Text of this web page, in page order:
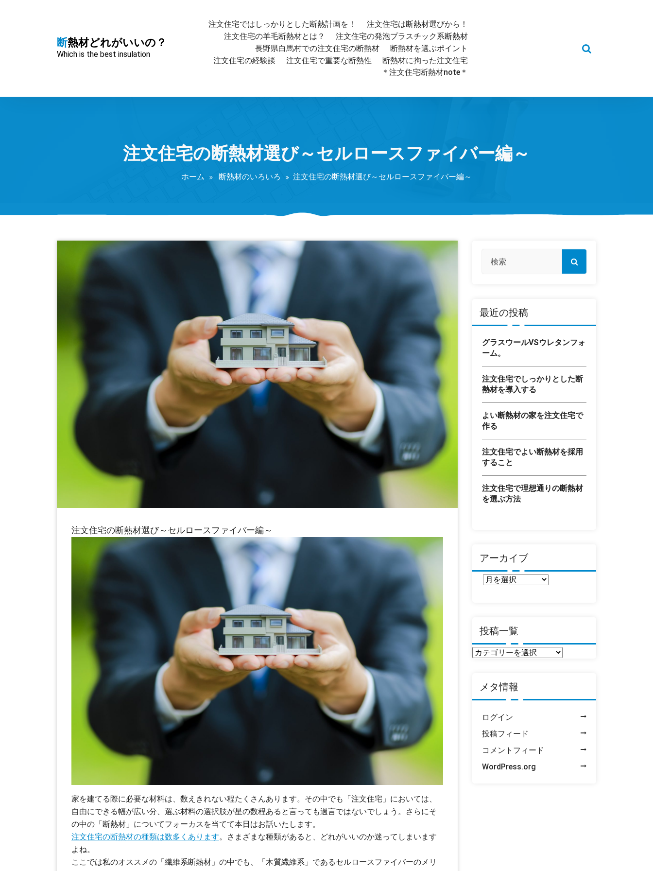
ッ
断熱材どれがいいの？
Which is the best insulation
注文住宅ではしっかりとした断熱計画を！
注文住宅は断熱材選びから！
注文住宅の羊毛断熱材とは？
注文住宅の発泡プラスチック系断熱材
長野県白馬村での注文住宅の断熱材
断熱材を選ぶポイント
注文住宅の経験談
注文住宅で重要な断熱性
断熱材に拘った注文住宅
＊注文住宅断熱材note＊
注文住宅の断熱材選び～セルロースファイバー編～
ホーム 断熱材のいろいろ 注文住宅の断熱材選び～セルロースファイバー編～
注文住宅の断熱材選び～セルロースファイバー編～
家を建てる際に必要な材料は、数えきれない程たくさんあります。その中でも「注文住宅」においては、
自由にできる幅が広い分、選ぶ材料の選択肢が星の数程あると言っても過言ではないでしょう。さらにそ
の中の「断熱材」についてフォーカスを当てて本日はお話いたします。
注文住宅の断熱材の種類は数多くあります。さまざまな種類があると、どれがいいのか迷ってしまいます
よね。
ここでは私のオススメの「繊維系断熱材」の中でも、「木質繊維系」であるセルロースファイバーのメリ
最近の投稿
グラスウールVSウレタンフォ
ーム。
注文住宅でしっかりとした断
熱材を導入する
よい断熱材の家を注文住宅で
作る
注文住宅でよい断熱材を採用
すること
注文住宅で理想通りの断熱材
を選ぶ方法
アーカイブ
投稿一覧
投
メタ情報
ログイン
投稿フィード
コメントフィード
WordPress.org